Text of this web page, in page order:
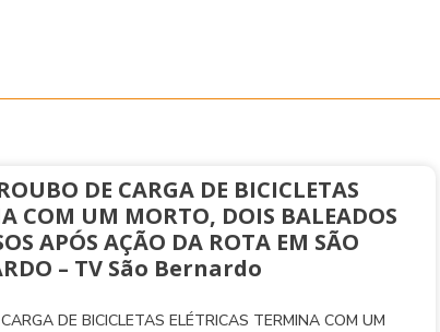
DE CARGA DE BICICLETAS
COM UM MORTO, DOIS BALEADOS
APÓS AÇÃO DA ROTA EM SÃO
– TV São Bernardo
DE BICICLETAS ELÉTRICAS TERMINA COM UM